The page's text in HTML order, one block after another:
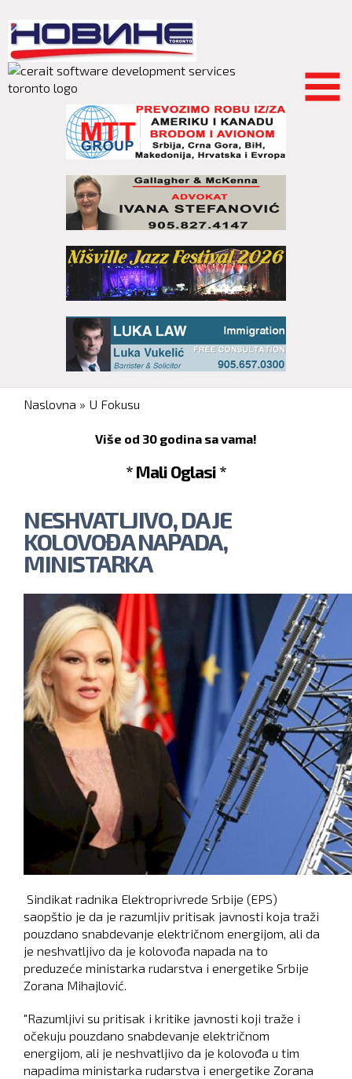
main
content
You are here
Naslovna » U Fokusu
Više od 30 godina sa vama!
* Mali Oglasi *
NESHVATLJIVO, DA JE
KOLOVOĐA NAPADA,
MINISTARKA
Sindikat radnika Elektroprivrede Srbije (EPS)
saopštio je da je razumljiv pritisak javnosti koja traži
pouzdano snabdevanje električnom energijom, ali da
je neshvatljivo da je kolovođa napada na to
preduzeće ministarka rudarstva i energetike Srbije
Zorana Mihajlović.
"Razumljivi su pritisak i kritike javnosti koji traže i
očekuju pouzdano snabdevanje električnom
energijom, ali je neshvatljivo da je kolovođa u tim
napadima ministarka rudarstva i energetike Zorana